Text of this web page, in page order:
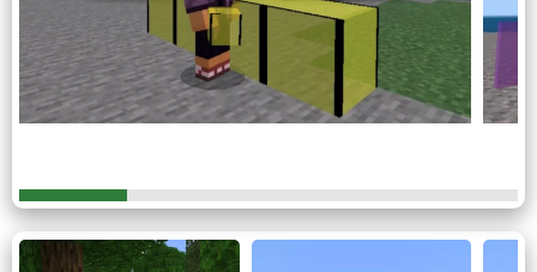
Изменения сразу бросаются в глаза.
Стив отметит их,
пройдя мимо привычного ему окна или прочих
прозрачных предметов.
Цельное стекло
Завершает тройку текстур на стекло очень полезная